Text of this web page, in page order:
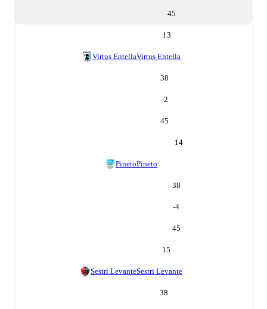
45
13
Virtus EntellaVirtus Entella
38
-2
45
14
PinetoPineto
38
-4
45
15
Sestri LevanteSestri Levante
38